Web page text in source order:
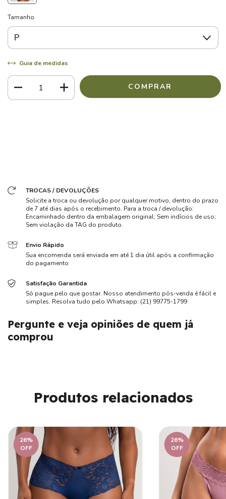
Tamanho
Guia de medidas
TROCAS / DEVOLUÇÕES
Solicite a troca ou devolução por qualquer motivo, dentro do prazo
de 7 até dias após o recebimento. Para a troca / devolução:
Encaminhado dentro da embalagem original; Sem indícios de uso;
Sem violação da TAG do produto.
Envio Rápido
Sua encomenda será enviada em até 1 dia útil após a confirmação
do pagamento
Satisfação Garantida
Só pague pelo que gostar. Nosso atendimento pós-venda é fácil e
simples. Resolva tudo pelo Whatsapp: (21) 99775-1799
Pergunte e veja opiniões de quem já
comprou
Produtos relacionados
26%
OFF
26%
OFF